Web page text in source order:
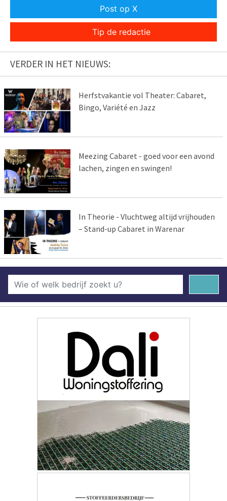
Post op X
Tip de redactie
VERDER IN HET NIEUWS:
Herfstvakantie vol Theater: Cabaret,
Bingo, Variété en Jazz
Meezing Cabaret - goed voor een avond
lachen, zingen en swingen!
In Theorie - Vluchtweg altijd vrijhouden
– Stand-up Cabaret in Warenar